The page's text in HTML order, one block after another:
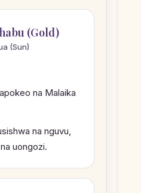
(Gold)
(Sun)
na Malaika
na nguvu,
uongozi.